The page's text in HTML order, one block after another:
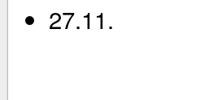
27.11.